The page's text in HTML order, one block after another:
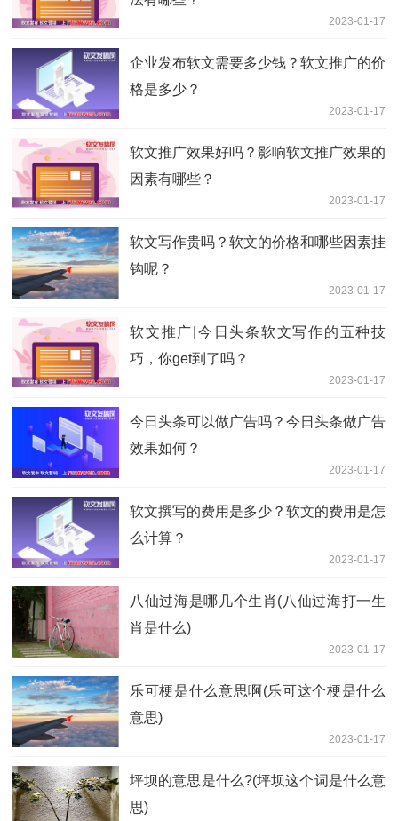
2023-01-17
企业发布软文需要多少钱？软文推广的价
格是多少？
2023-01-17
软文推广效果好吗？影响软文推广效果的
因素有哪些？
2023-01-17
软文写作贵吗？软文的价格和哪些因素挂
钩呢？
2023-01-17
软文推广|今日头条软文写作的五种技
巧，你get到了吗？
2023-01-17
今日头条可以做广告吗？今日头条做广告
效果如何？
2023-01-17
软文撰写的费用是多少？软文的费用是怎
么计算？
2023-01-17
八仙过海是哪几个生肖(八仙过海打一生
肖是什么)
2023-01-17
乐可梗是什么意思啊(乐可这个梗是什么
意思)
2023-01-17
坪坝的意思是什么?(坪坝这个词是什么意
思)